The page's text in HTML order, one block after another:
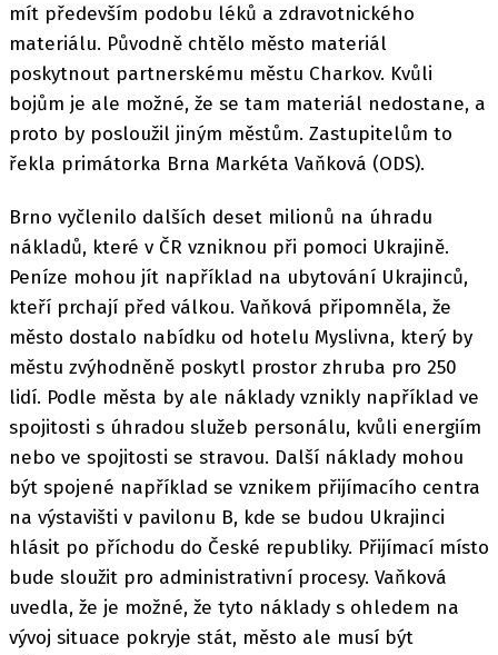
mít především podobu léků a zdravotnického
materiálu. Původně chtělo město materiál
poskytnout partnerskému městu Charkov. Kvůli
bojům je ale možné, že se tam materiál nedostane, a
proto by posloužil jiným městům. Zastupitelům to
řekla primátorka Brna Markéta Vaňková (ODS).
Brno vyčlenilo dalších deset milionů na úhradu
nákladů, které v ČR vzniknou při pomoci Ukrajině.
Peníze mohou jít například na ubytování Ukrajinců,
kteří prchají před válkou. Vaňková připomněla, že
město dostalo nabídku od hotelu Myslivna, který by
městu zvýhodněně poskytl prostor zhruba pro 250
lidí. Podle města by ale náklady vznikly například ve
spojitosti s úhradou služeb personálu, kvůli energiím
nebo ve spojitosti se stravou. Další náklady mohou
být spojené například se vznikem přijímacího centra
na výstavišti v pavilonu B, kde se budou Ukrajinci
hlásit po příchodu do České republiky. Přijímací místo
bude sloužit pro administrativní procesy. Vaňková
uvedla, že je možné, že tyto náklady s ohledem na
vývoj situace pokryje stát, město ale musí být